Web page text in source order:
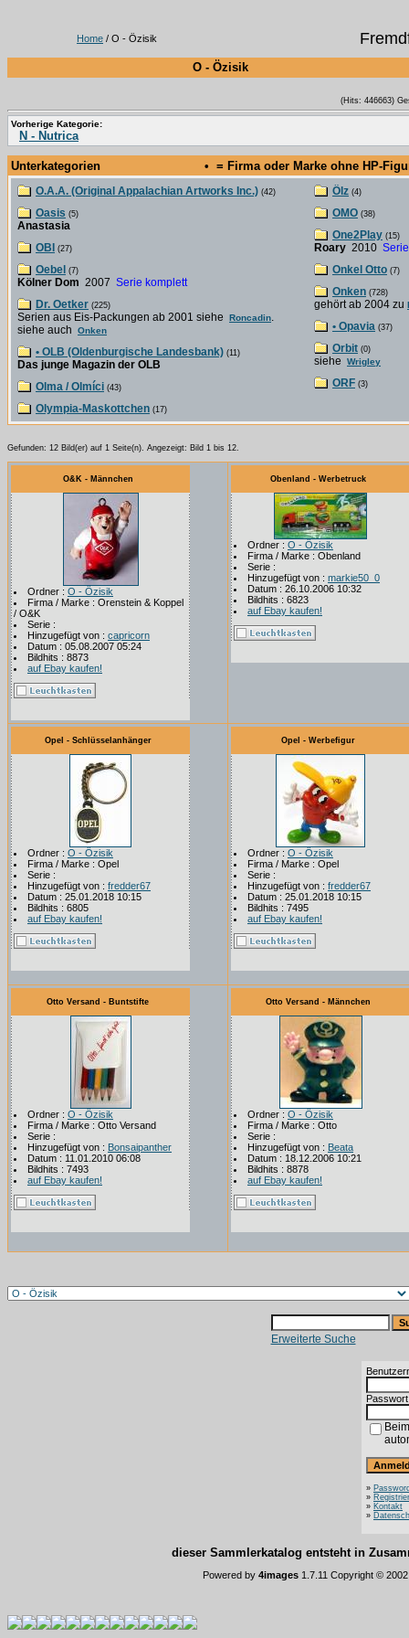
Home / O - Özisik
O - Özisik
(Hits: 446663)
Vorherige Kategorie:
N - Nutrica
Unterkategorien • = Firma oder Marke ohne HP-
O.A.A. (Original Appalachian Artworks Inc.) (42)
Oasis (5)
Anastasia
OBI
(27)
Oebel (7)
Kölner Dom 2007 Serie komplett
Dr. Oetker (225)
Serien aus Eis-Packungen ab 2001 siehe Roncadin.
siehe auch
Onken
• OLB (Oldenburgische Landesbank) (11)
Das junge Magazin der OLB
Olma / Olmíci (43)
Olympia-Maskottchen (17)
Ölz (4)
OMO (38)
One2Play (15)
Roary 2010
Onkel Otto (7)
Onken (728)
gehört ab 2004 zu
• Opavia (37)
Orbit (0)
siehe Wrigley
ORF (3)
Gefunden: 12 Bild(er) auf 1 Seite(n). Angezeigt: Bild 1 bis 12.
O&K - Männchen
Ordner : O - Özisik
Firma / Marke : Orenstein & Koppel
/ O&K
Serie :
Hinzugefügt von : capricorn
Datum : 05.08.2007 05:24
Bildhits : 8873
auf Ebay kaufen!
Obenland - Werbetruck
Ordner : O - Özisik
Firma / Marke : Obenland
Serie :
Hinzugefügt von : markie50_0
Datum : 26.10.2006 10:32
Bildhits : 6823
auf Ebay kaufen!
Opel - Schlüsselanhänger
Ordner : O - Özisik
Firma / Marke : Opel
Serie :
Hinzugefügt von : fredder67
Datum : 25.01.2018 10:15
Bildhits : 6805
auf Ebay kaufen!
Opel - Werbefigur
Ordner : O - Özisik
Firma / Marke : Opel
Serie :
Hinzugefügt von : fredder67
Datum : 25.01.2018 10:15
Bildhits : 7495
auf Ebay kaufen!
Otto Versand - Buntstifte
Ordner : O - Özisik
Firma / Marke : Otto Versand
Serie :
Hinzugefügt von : Bonsaipanther
Datum : 11.01.2010 06:08
Bildhits : 7493
auf Ebay kaufen!
Otto Versand - Männchen
Ordner : O - Özisik
Firma / Marke : Otto
Serie :
Hinzugefügt von : Beata
Datum : 18.12.2006 10:21
Bildhits : 8878
auf Ebay kaufen!
Erweiterte Suche
»
»
» Kontakt
»
dieser Sammlerkatalog entsteht in
Powered by 4images 1.7.11 Copyright ©